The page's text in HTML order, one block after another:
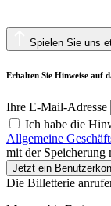
Spielen Sie uns
Erhalten Sie Hinweise auf
Ihre E-Mail-Adresse
Ich habe die
Allgemeine
mit der Speicherung
Jetzt ein
Die Billetterie